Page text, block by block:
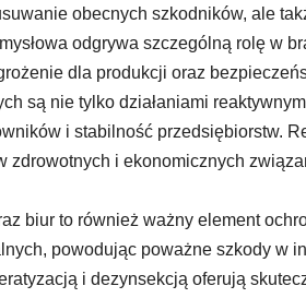
obecnych szkodników, ale
odgrywa szczególną rolę w
dla produkcji oraz
są nie tylko działaniami
i stabilność przedsiębiorstw.
zdrowotnych i ekonomicznych
biur to również ważny element
powodując poważne szkody w
i dezynsekcją oferują